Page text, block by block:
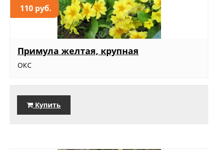
110 руб.
Примула желтая, крупная
ОКС
Купить